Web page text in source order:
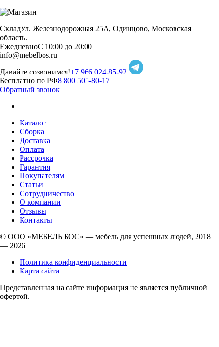
СкладУл. Железнодорожная 25А, Одинцово, Московская
область.
ЕжедневноС 10:00 до 20:00
info@mebelbos.ru
Давайте созвонимся!+7 966 024-85-92
Бесплатно по РФ8 800 505-80-17
Обратный звонок
Каталог
Сборка
Доставка
Оплата
Рассрочка
Гарантия
Покупателям
Статьи
Сотрудничество
О компании
Отзывы
Контакты
© ООО «МЕБЕЛЬ БОС» — мебель для успешных людей, 2018
— 2026
Политика конфиденциальности
Карта сайта
Представленная на сайте информация не является публичной
офертой.